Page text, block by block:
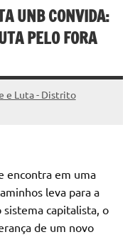
UNB CONVIDA:
PELO FORA
e Luta - Distrito
encontra em uma
leva para a
capitalista, o
de um novo